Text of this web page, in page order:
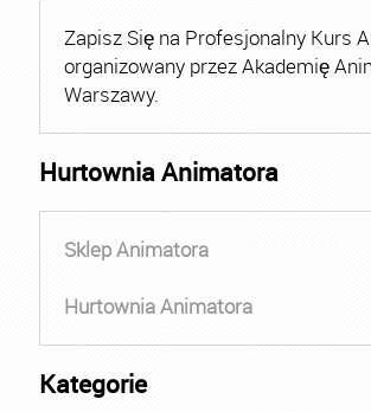
Zapisz Się na Profesjonalny Kurs
organizowany przez Akademię
Warszawy.
Hurtownia Animatora
Sklep Animatora
Hurtownia Animatora
Kategorie